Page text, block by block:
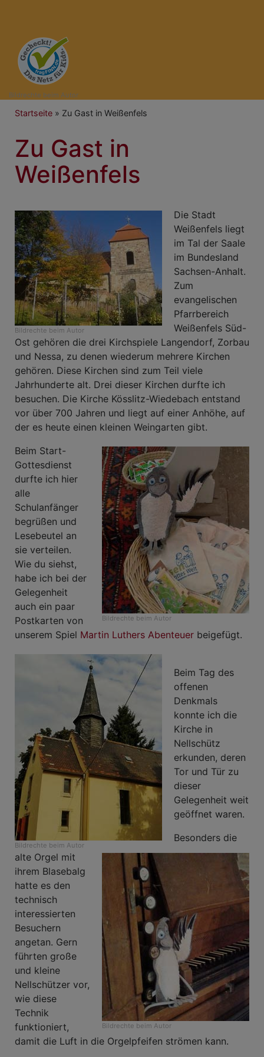
Bildrechte beim Autor
Breadcrumb
Startseite Zu Gast in Weißenfels
Zu Gast in
Weißenfels
Bildrechte beim Autor
Die Stadt
Weißenfels liegt
im Tal der Saale
im Bundesland
Sachsen-Anhalt.
Zum
evangelischen
Pfarrbereich
Weißenfels Süd-
Ost gehören die drei Kirchspiele Langendorf, Zorbau
und Nessa, zu denen wiederum mehrere Kirchen
gehören. Diese Kirchen sind zum Teil viele
Jahrhunderte alt. Drei dieser Kirchen durfte ich
besuchen. Die Kirche Kösslitz-Wiedebach entstand
vor über 700 Jahren und liegt auf einer Anhöhe, auf
der es heute einen kleinen Weingarten gibt.
Bildrechte beim Autor
Beim Start-
Gottesdienst
durfte ich hier
alle
Schulanfänger
begrüßen und
Lesebeutel an
sie verteilen.
Wie du siehst,
habe ich bei der
Gelegenheit
auch ein paar
Postkarten von
unserem Spiel Martin Luthers Abenteuer beigefügt.
Bildrechte beim Autor
Beim Tag des
offenen
Denkmals
konnte ich die
Kirche in
Nellschütz
erkunden, deren
Tor und Tür zu
dieser
Gelegenheit weit
geöffnet waren.
Bildrechte beim Autor
Besonders die
alte Orgel mit
ihrem Blasebalg
hatte es den
technisch
interessierten
Besuchern
angetan. Gern
führten große
und kleine
Nellschützer vor,
wie diese
Technik
funktioniert,
damit die Luft in die Orgelpfeifen strömen kann.